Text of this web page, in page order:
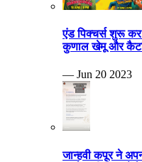
एंड पिक्चर्स शुरू
कुणाल खेमू और
— Jun 20 2023
जान्हवी कपूर ने